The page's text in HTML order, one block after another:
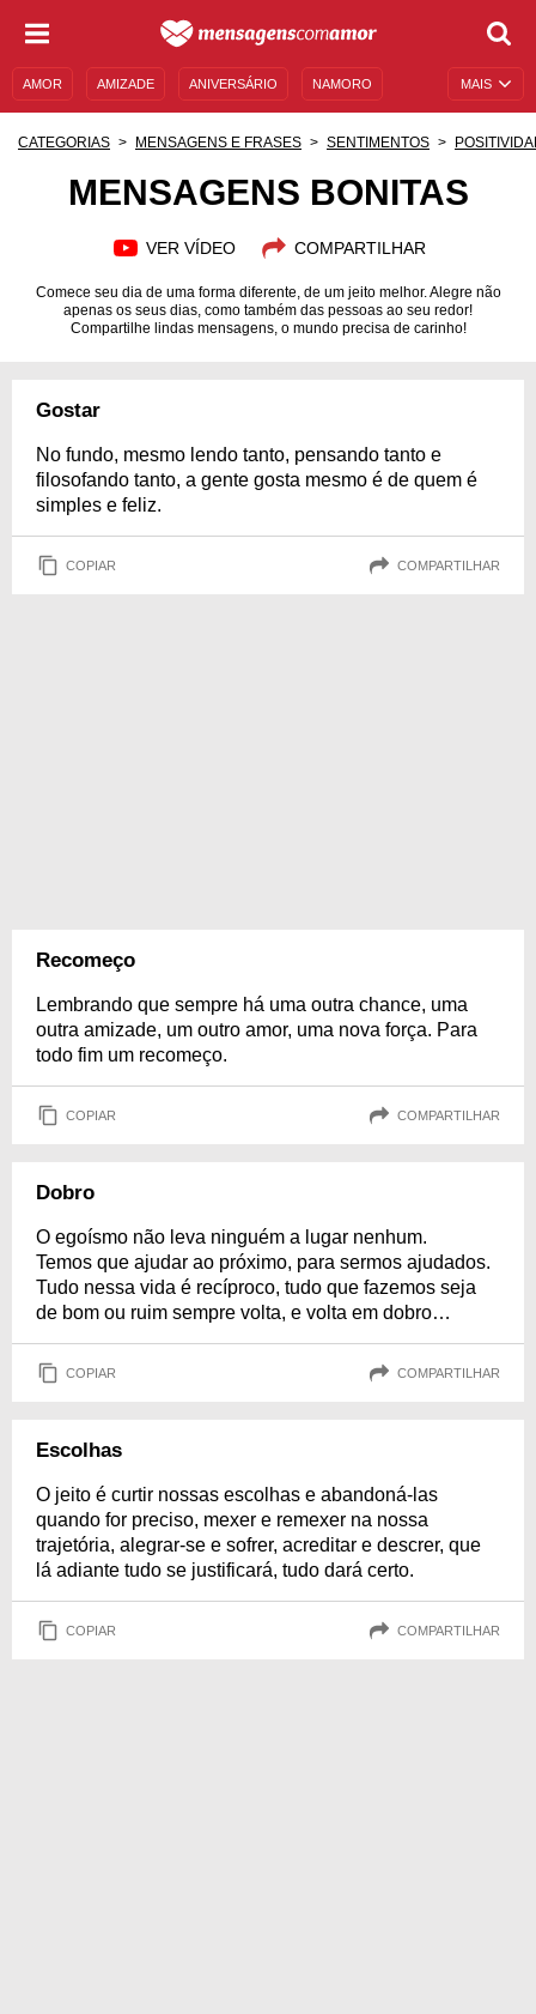
MAIS
AMOR AMIZADE ANIVERSÁRIO NAMORO
CATEGORIAS MENSAGENS E FRASES SENTIMENTOS
MENSAGENS BONITAS
VER VÍDEO COMPARTILHAR
Comece seu dia de uma forma diferente, de um jeito melhor. Alegre não
apenas os seus dias, como também das pessoas ao seu redor!
Compartilhe lindas mensagens, o mundo precisa de carinho!
Gostar
No fundo, mesmo lendo tanto, pensando tanto e
filosofando tanto, a gente gosta mesmo é de quem é
simples e feliz.
COPIAR COMPARTILHAR
Recomeço
Lembrando que sempre há uma outra chance, uma
outra amizade, um outro amor, uma nova força. Para
todo fim um recomeço.
COPIAR COMPARTILHAR
Dobro
O egoísmo não leva ninguém a lugar nenhum.
Temos que ajudar ao próximo, para sermos ajudados.
Tudo nessa vida é recíproco, tudo que fazemos seja
de bom ou ruim sempre volta, e volta em dobro…
COPIAR COMPARTILHAR
Escolhas
O jeito é curtir nossas escolhas e abandoná-las
quando for preciso, mexer e remexer na nossa
trajetória, alegrar-se e sofrer, acreditar e descrer, que
lá adiante tudo se justificará, tudo dará certo.
COPIAR COMPARTILHAR